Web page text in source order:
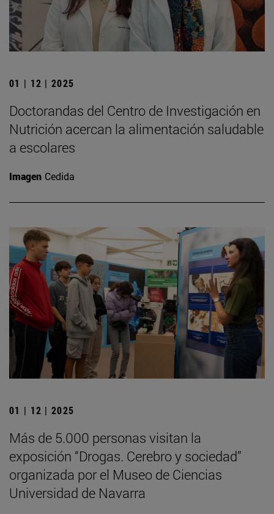
01 | 12 | 2025
Doctorandas del Centro de Investigación en
Nutrición acercan la alimentación saludable
a escolares
Imagen Cedida
01 | 12 | 2025
Más de 5.000 personas visitan la
exposición “Drogas. Cerebro y sociedad”
organizada por el Museo de Ciencias
Universidad de Navarra